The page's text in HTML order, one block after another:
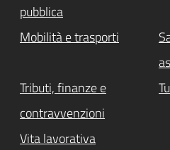
pubblica
Mobilità e trasporti
Tributi, finanze e
contravvenzioni
Vita lavorativa